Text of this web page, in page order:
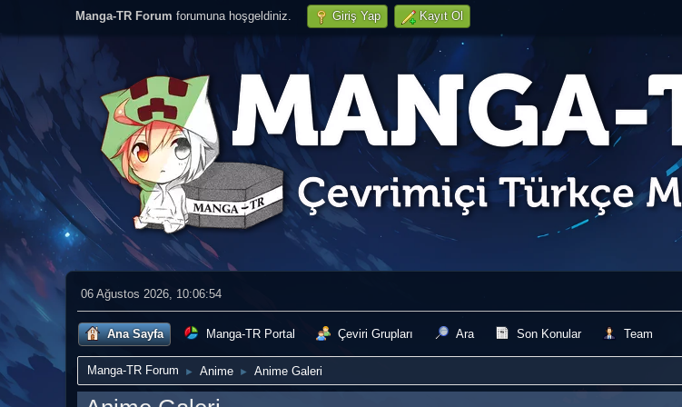
Manga-TR Forum forumuna hoşgeldiniz. Giriş Yap Kayıt Ol
06 Ağustos 2026, 10:06:54
Ana Sayfa Manga-TR Portal Çeviri Grupları Ara Son Konular Team
Manga-TR Forum ► Anime ► Anime Galeri